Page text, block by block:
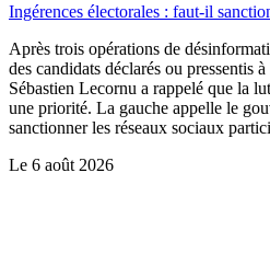
Ingérences électorales : faut-il
Après trois opérations de
des candidats déclarés ou pressentis
Sébastien Lecornu a rappelé que la
une priorité. La gauche appelle le
sanctionner les réseaux sociaux
Le 6 août 2026